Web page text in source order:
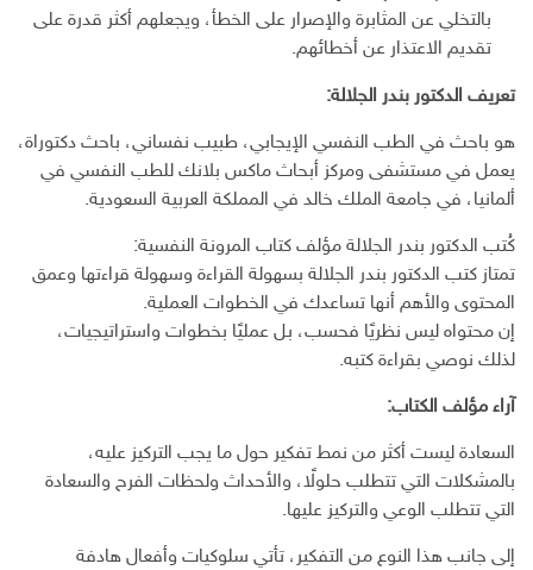
بالتخلي عن المثابرة والإصرار على الخطأ، ويجعلهم أكثر قدرة على
تقديم الاعتذار عن أخطائهم.
تعريف الدكتور بندر الجلالة:
هو باحث في الطب النفسي الإيجابي، طبيب نفساني، باحث دكتوراة،
يعمل في مستشفى ومركز أبحاث ماكس بلانك للطب النفسي في
ألمانيا، في جامعة الملك خالد في المملكة العربية السعودية.
كُتب الدكتور بندر الجلالة مؤلف كتاب المرونة النفسية:
تمتاز كتب الدكتور بندر الجلالة بسهولة القراءة وسهولة قراءتها وعمق
المحتوى والأهم أنها تساعدك في الخطوات العملية.
إن محتواه ليس نظريًا فحسب، بل عمليًا بخطوات واستراتيجيات،
لذلك نوصي بقراءة كتبه.
آراء مؤلف الكتاب:
السعادة ليست أكثر من نمط تفكير حول ما يجب التركيز عليه،
بالمشكلات التي تتطلب حلولًا، والأحداث ولحظات الفرح والسعادة
التي تتطلب الوعي والتركيز عليها.
إلى جانب هذا النوع من التفكير، تأتي سلوكيات وأفعال هادفة